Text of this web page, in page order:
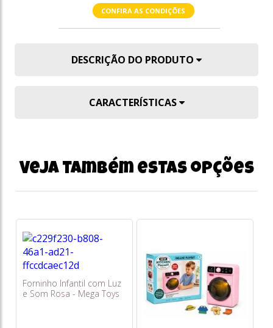
CONFIRA AS CONDIÇÕES
DESCRIÇÃO DO PRODUTO
CARACTERÍSTICAS
Veja também estas opções
Forninho Infantil com Luz
e Som Rosa - Mega Toys